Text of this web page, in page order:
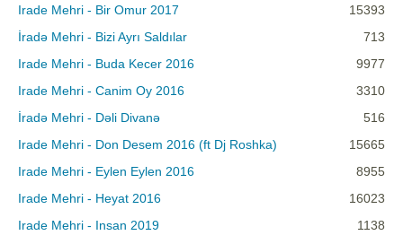
Irade Mehri - Bir Omur 2017
15393
İradə Mehri - Bizi Ayrı Saldılar
713
Irade Mehri - Buda Kecer 2016
9977
Irade Mehri - Canim Oy 2016
3310
İradə Mehri - Dəli Divanə
516
Irade Mehri - Don Desem 2016 (ft Dj Roshka)
15665
Irade Mehri - Eylen Eylen 2016
8955
Irade Mehri - Heyat 2016
16023
Irade Mehri - Insan 2019
1138